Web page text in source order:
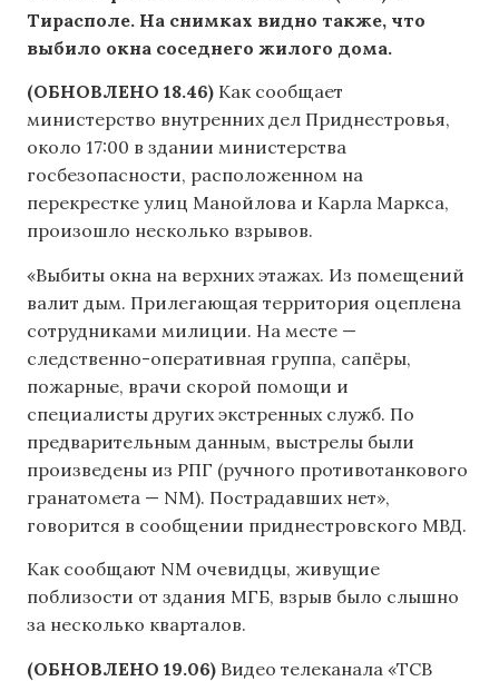
Тирасполе. На снимках видно также, что
выбило окна соседнего жилого дома.
(ОБНОВЛЕНО 18.46) Как сообщает
министерство внутренних дел Приднестровья,
около 17:00 в здании министерства
госбезопасности, расположенном на
перекрестке улиц Манойлова и Карла Маркса,
произошло несколько взрывов.
«Выбиты окна на верхних этажах. Из помещений
валит дым. Прилегающая территория оцеплена
сотрудниками милиции. На месте —
следственно-оперативная группа, сапёры,
пожарные, врачи скорой помощи и
специалисты других экстренных служб. По
предварительным данным, выстрелы были
произведены из РПГ (ручного противотанкового
гранатомета — NM). Пострадавших нет»,
говорится в сообщении приднестровского МВД.
Как сообщают NM очевидцы, живущие
поблизости от здания МГБ, взрыв было слышно
за несколько кварталов.
(ОБНОВЛЕНО 19.06) Видео телеканала «ТСВ